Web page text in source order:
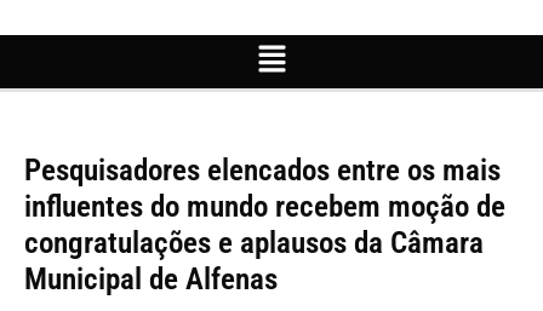
Pesquisadores elencados entre os mais
influentes do mundo recebem moção de
congratulações e aplausos da Câmara
Municipal de Alfenas